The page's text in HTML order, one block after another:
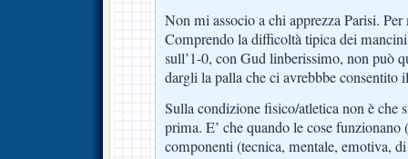
Non mi associo a chi apprezza Parisi.
Comprendo la difficoltà tipica dei
sull’1-0, con Gud linberissimo, non può
dargli la palla che ci avrebbbe consentito
Sulla condizione fisico/atletica non è che
prima. E’ che quando le cose funzionano
componenti (tecnica, mentale, emotiva,